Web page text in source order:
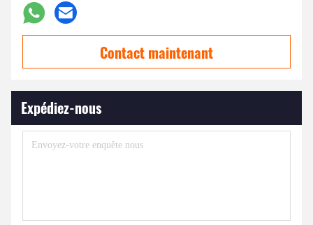
Contact maintenant
Expédiez-nous